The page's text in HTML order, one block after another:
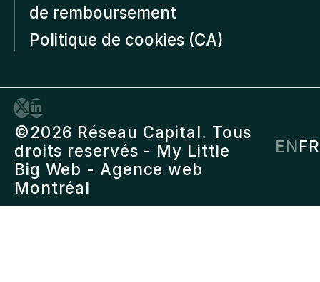
de remboursement
Politique de cookies (CA)
©2026 Réseau Capital. Tous
droits reservés - My Little
Big Web - Agence web
Montréal
ENFR